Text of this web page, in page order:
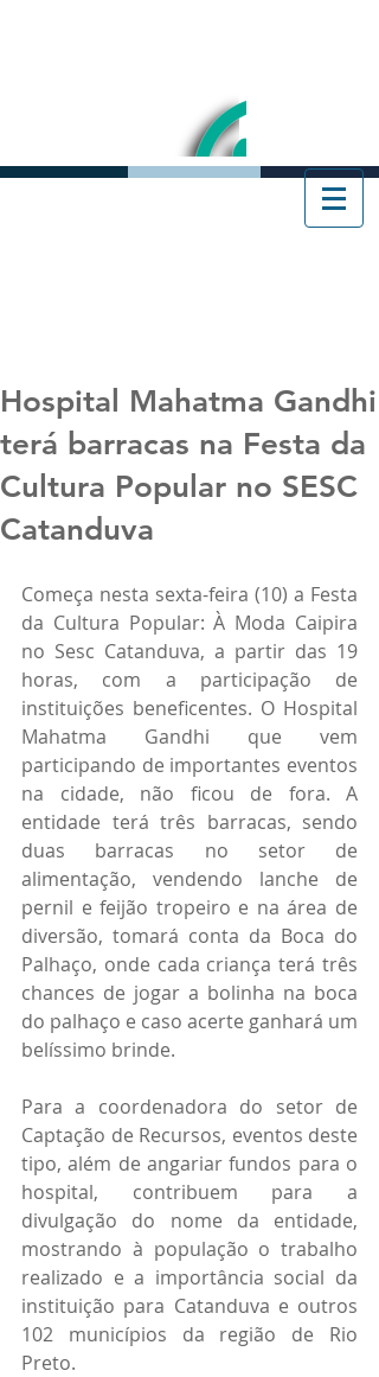
Hospital Mahatma Gandhi
terá barracas na Festa da
Cultura Popular no SESC
Catanduva
Começa nesta sexta-feira (10) a Festa
da Cultura Popular: À Moda Caipira
no Sesc Catanduva, a partir das 19
horas, com a participação de
instituições beneficentes. O Hospital
Mahatma Gandhi que vem
participando de importantes eventos
na cidade, não ficou de fora. A
entidade terá três barracas, sendo
duas barracas no setor de
alimentação, vendendo lanche de
pernil e feijão tropeiro e na área de
diversão, tomará conta da Boca do
Palhaço, onde cada criança terá três
chances de jogar a bolinha na boca
do palhaço e caso acerte ganhará um
belíssimo brinde.
Para a coordenadora do setor de
Captação de Recursos, eventos deste
tipo, além de angariar fundos para o
hospital, contribuem para a
divulgação do nome da entidade,
mostrando à população o trabalho
realizado e a importância social da
instituição para Catanduva e outros
102 municípios da região de Rio
Preto.